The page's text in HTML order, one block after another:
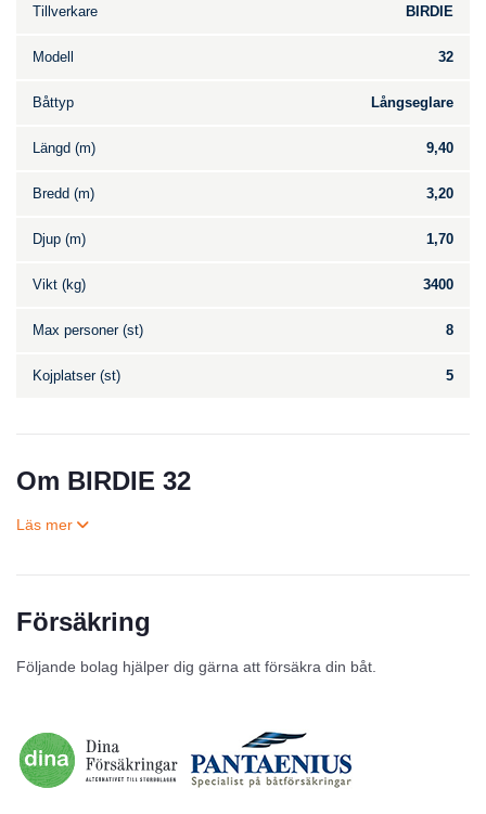
Tillverkare BIRDIE
Modell 32
Båttyp Långseglare
Längd (m) 9,40
Bredd (m) 3,20
Djup (m) 1,70
Vikt (kg) 3400
Max personer (st) 8
Kojplatser (st) 5
Om BIRDIE 32
Försäkring
Följande bolag hjälper dig gärna att försäkra din båt.